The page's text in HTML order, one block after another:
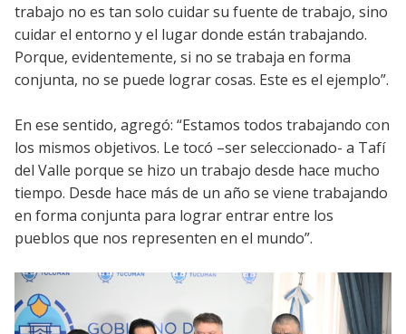
trabajo no es tan solo cuidar su fuente de trabajo, sino
cuidar el entorno y el lugar donde están trabajando.
Porque, evidentemente, si no se trabaja en forma
conjunta, no se puede lograr cosas. Este es el ejemplo”.
En ese sentido, agregó: “Estamos todos trabajando con
los mismos objetivos. Le tocó –ser seleccionado- a Tafí
del Valle porque se hizo un trabajo desde hace mucho
tiempo. Desde hace más de un año se viene trabajando
en forma conjunta para lograr entrar entre los
pueblos que nos representen en el mundo”.